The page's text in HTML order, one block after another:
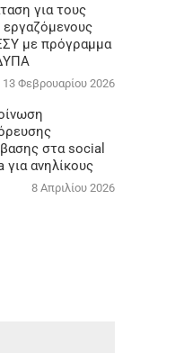
για τους
εργαζόμενους
με πρόγραμμα
13 Φεβρουαρίου 2026
στα social
για ανηλίκους
8 Απριλίου 2026